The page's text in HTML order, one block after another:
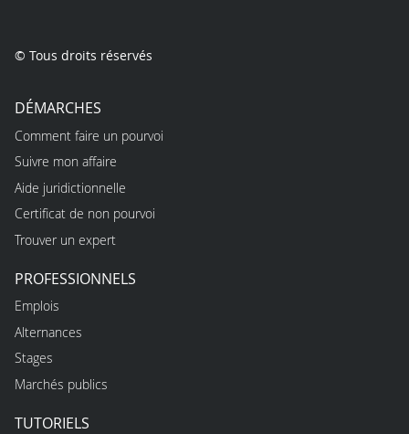
© Tous droits réservés
DÉMARCHES
Comment faire un pourvoi
Suivre mon affaire
Aide juridictionnelle
Certificat de non pourvoi
Trouver un expert
PROFESSIONNELS
Emplois
Alternances
Stages
Marchés publics
TUTORIELS